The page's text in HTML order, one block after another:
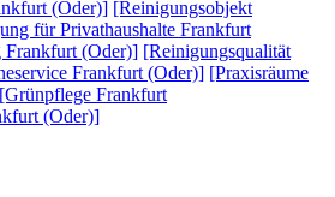
(Oder)] [Reinigungsobjekt
für Privathaushalte Frankfurt
Frankfurt (Oder)] [Reinigungsqualität
Frankfurt (Oder)] [Praxisräume
[Grünpflege Frankfurt
(Oder)]